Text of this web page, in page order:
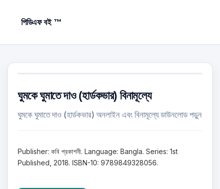
পিডিএফ বই ™
ঘুমকে ঘুমাতে দাও (হার্ডকভার) বিনামূল্যে
ঘুমকে ঘুমাতে দাও (হার্ডকভার) অনলাইন এবং বিনামূল্যে ডাউনলোড পড়ুন
Publisher: কবি প্রকাশনী. Language: Bangla. Series: 1st
Published, 2018. ISBN-10: 9789849328056.